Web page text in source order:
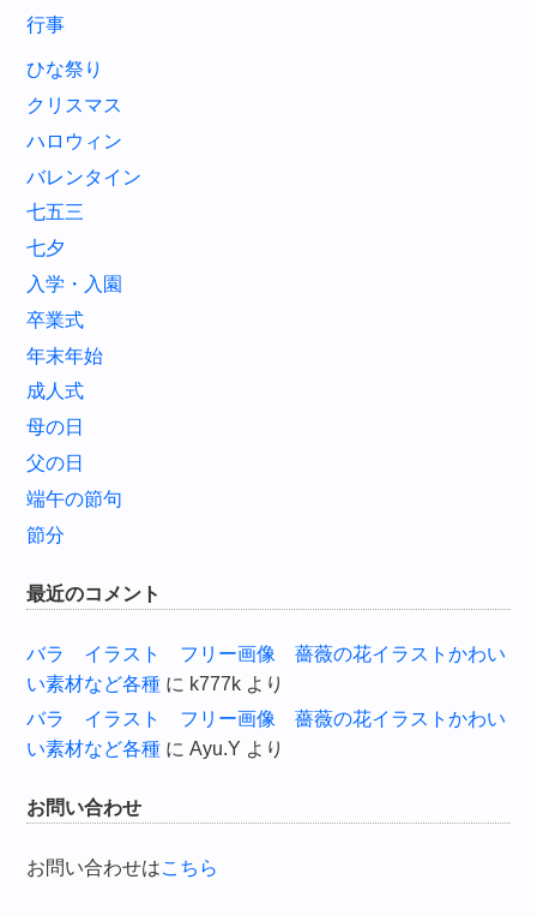
行事
ひな祭り
クリスマス
ハロウィン
バレンタイン
七五三
七夕
入学・入園
卒業式
年末年始
成人式
母の日
父の日
端午の節句
節分
最近のコメント
バラ イラスト フリー画像 薔薇の花イラストかわい
い素材など各種 に k777k より
バラ イラスト フリー画像 薔薇の花イラストかわい
い素材など各種 にAyu.Y より
お問い合わせ
お問い合わせはこちら